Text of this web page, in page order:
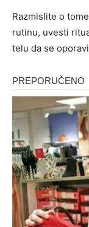
Razmislite o
rutinu, uvesti
telu da se